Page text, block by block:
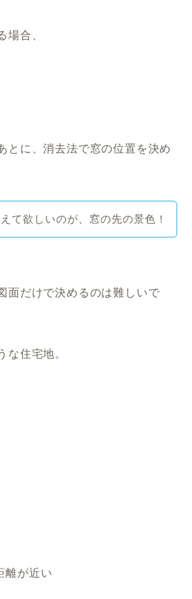
場合、
とに、消去法で窓の位置を決め
て欲しいのが、窓の先の景色！
面だけで決めるのは難しいで
な住宅地。
離が近い